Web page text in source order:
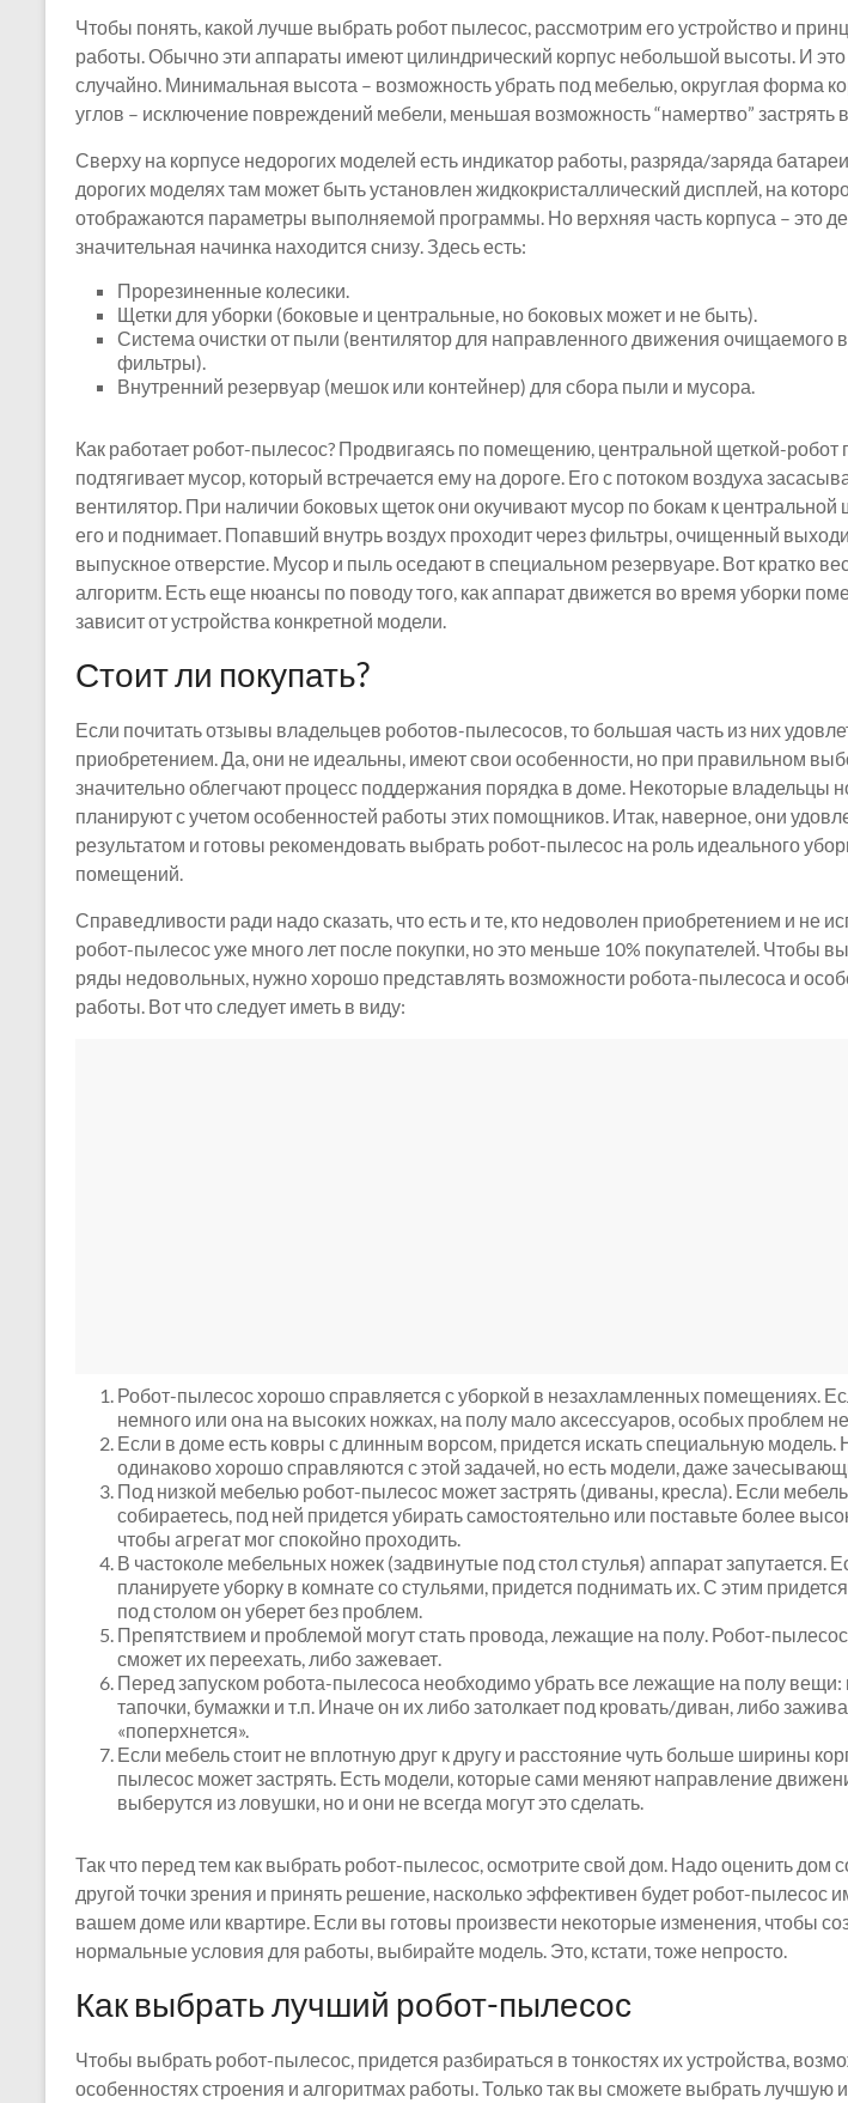
Чтобы понять, какой лучше выбрать робот пылесос, рассмотрим его устройство и
работы. Обычно эти аппараты имеют цилиндрический корпус небольшой высоты. И
случайно. Минимальная высота – возможность убрать под мебелью, округлая форма
углов – исключение повреждений мебели, меньшая возможность “намертво” застрять в
Сверху на корпусе недорогих моделей есть индикатор работы, разряда/заряда
дорогих моделях там может быть установлен жидкокристаллический дисплей, на
отображаются параметры выполняемой программы. Но верхняя часть корпуса – это
значительная начинка находится снизу. Здесь есть:
Прорезиненные колесики.
Щетки для уборки (боковые и центральные, но боковых может и не быть).
Система очистки от пыли (вентилятор для направленного движения очищаемого
фильтры).
Внутренний резервуар (мешок или контейнер) для сбора пыли и мусора.
Как работает робот-пылесос? Продвигаясь по помещению, центральной щеткой-робот
подтягивает мусор, который встречается ему на дороге. Его с потоком воздуха
вентилятор. При наличии боковых щеток они окучивают мусор по бокам к центральной
его и поднимает. Попавший внутрь воздух проходит через фильтры, очищенный
выпускное отверстие. Мусор и пыль оседают в специальном резервуаре. Вот кратко
алгоритм. Есть еще нюансы по поводу того, как аппарат движется во время уборки
зависит от устройства конкретной модели.
Стоит ли покупать?
Если почитать отзывы владельцев роботов-пылесосов, то большая часть из них
приобретением. Да, они не идеальны, имеют свои особенности, но при правильном
значительно облегчают процесс поддержания порядка в доме. Некоторые владельцы
планируют с учетом особенностей работы этих помощников. Итак, наверное, они
результатом и готовы рекомендовать выбрать робот-пылесос на роль идеального
помещений.
Справедливости ради надо сказать, что есть и те, кто недоволен приобретением и не
робот-пылесос уже много лет после покупки, но это меньше 10% покупателей. Чтобы
ряды недовольных, нужно хорошо представлять возможности робота-пылесоса и
работы. Вот что следует иметь в виду:
Робот-пылесос хорошо справляется с уборкой в ​​незахламленных помещениях.
немного или она на высоких ножках, на полу мало аксессуаров, особых проблем не
Если в доме есть ковры с длинным ворсом, придется искать специальную модель.
одинаково хорошо справляются с этой задачей, но есть модели, даже
Под низкой мебелью робот-пылесос может застрять (диваны, кресла). Если
собираетесь, под ней придется убирать самостоятельно или поставьте более
чтобы агрегат мог спокойно проходить.
В частоколе мебельных ножек (задвинутые под стол стулья) аппарат запутается.
планируете уборку в комнате со стульями, придется поднимать их. С этим
под столом он уберет без проблем.
Препятствием и проблемой могут стать провода, лежащие на полу. Робот-
сможет их переехать, либо зажевает.
Перед запуском робота-пылесоса необходимо убрать все лежащие на полу вещи:
тапочки, бумажки и т.п. Иначе он их либо затолкает под кровать/диван, либо
«поперхнется».
Если мебель стоит не вплотную друг к другу и расстояние чуть больше ширины
пылесос может застрять. Есть модели, которые сами меняют направление
выберутся из ловушки, но и они не всегда могут это сделать.
Так что перед тем как выбрать робот-пылесос, осмотрите свой дом. Надо оценить дом
другой точки зрения и принять решение, насколько эффективен будет робот-пылесос
вашем доме или квартире. Если вы готовы произвести некоторые изменения, чтобы
нормальные условия для работы, выбирайте модель. Это, кстати, тоже непросто.
Как выбрать лучший робот-пылесос
Чтобы выбрать робот-пылесос, придется разбираться в тонкостях их устройства,
особенностях строения и алгоритмах работы. Только так вы сможете выбрать лучшую